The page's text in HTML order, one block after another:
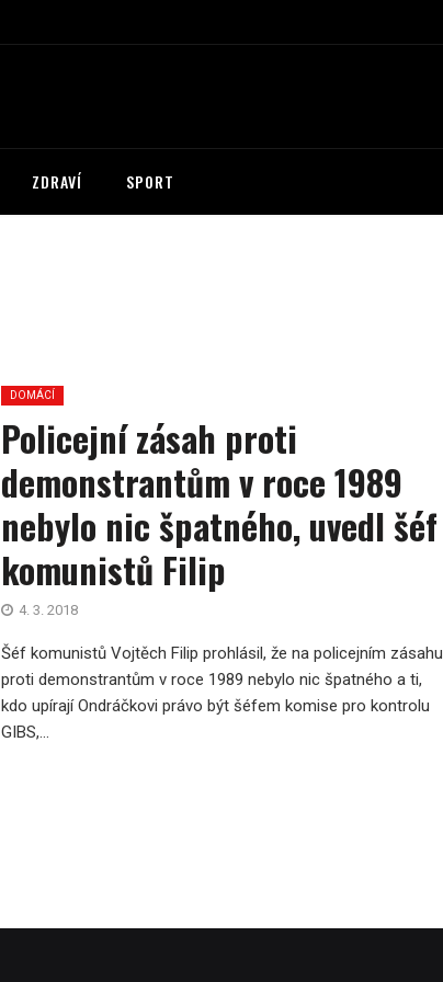
ZDRAVÍ SPORT
DOMÁCÍ
Policejní zásah proti
demonstrantům v roce 1989
nebylo nic špatného, uvedl šéf
komunistů Filip
4. 3. 2018
Šéf komunistů Vojtěch Filip prohlásil, že na policejním zásahu
proti demonstrantům v roce 1989 nebylo nic špatného a ti,
kdo upírají Ondráčkovi právo být šéfem komise pro kontrolu
GIBS,...